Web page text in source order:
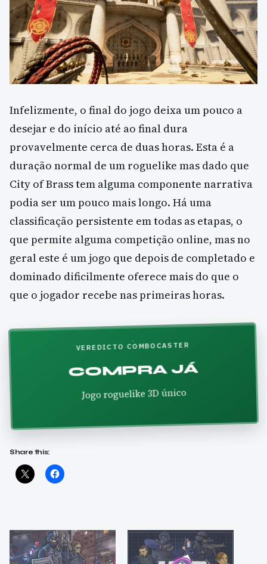
Infelizmente, o final do jogo deixa um pouco a
desejar e do início até ao final dura
provavelmente cerca de duas horas. Esta é a
duração normal de um roguelike mas dado que
City of Brass tem alguma componente narrativa
podia ser um pouco mais longo. Há uma
classificação persistente em todas as etapas, o
que permite alguma competição online, mas no
geral este é um jogo que depois de completado e
dominado dificilmente oferece mais do que o
que o jogador recebe nas primeiras horas.
VEREDICTO COMBOCASTER
COMPRA JÁ
Jogo roguelike 3D único
Share this: